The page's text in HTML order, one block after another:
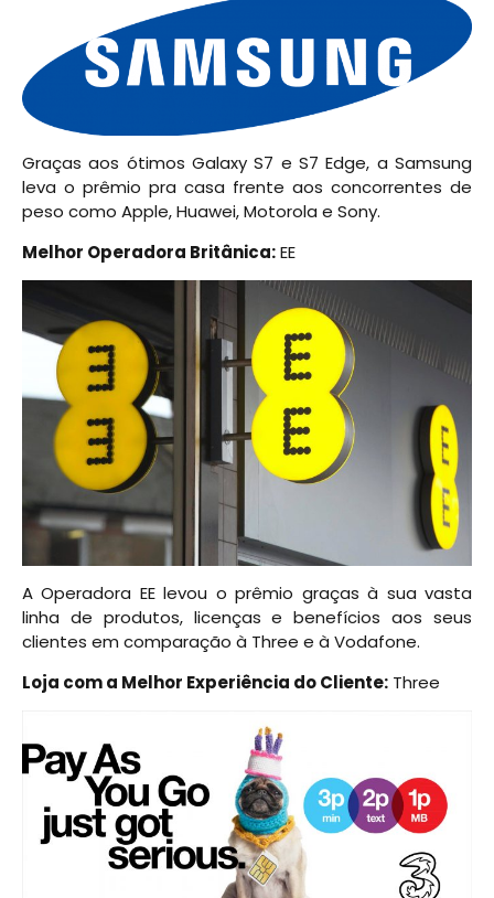
Graças aos ótimos Galaxy S7 e S7 Edge, a Samsung
leva o prêmio pra casa frente aos concorrentes de
peso como Apple, Huawei, Motorola e Sony.
Melhor Operadora Britânica:EE
A Operadora EE levou o prêmio graças à sua vasta
linha de produtos, licenças e benefícios aos seus
clientes em comparação à Three e à Vodafone.
Loja com a Melhor Experiência do Cliente: Three